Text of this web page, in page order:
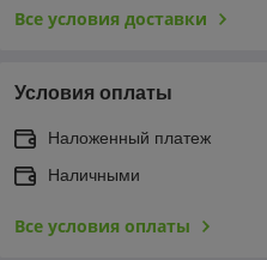
Все условия доставки
Условия оплаты
Наложенный платеж
Наличными
Все условия оплаты